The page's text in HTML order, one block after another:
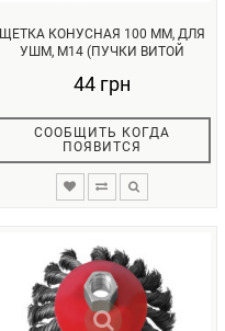
ЩЕТКА КОНУСНАЯ 100 ММ, ДЛЯ
УШМ, М14 (ПУЧКИ ВИТОЙ
44 грн
СООБЩИТЬ КОГДА
ПОЯВИТСЯ